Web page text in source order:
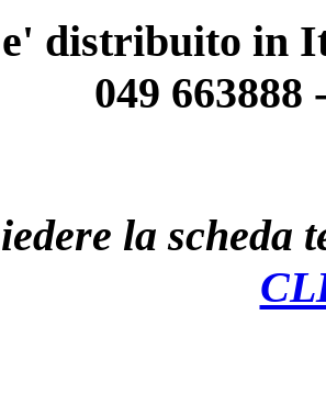
distribuito in
049 663888
la scheda